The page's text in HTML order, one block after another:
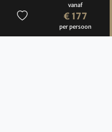
vanaf
€ 177
per persoon
Verzekeringen
Hoe werkt de website?